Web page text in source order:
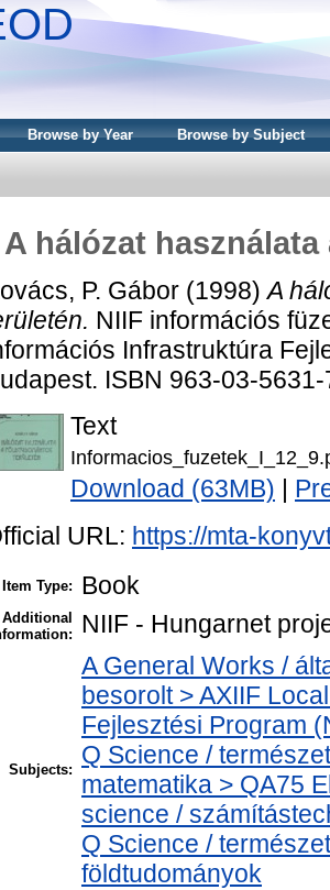
Browse by Year Browse by Subject
A hálózat
P. Gábor (1998)A
NIIF információs
Infrastruktúra
ISBN 963-03-5631-
Text
Download (63MB)
URL: https://mta-
Item Type: Book
Additional
NIIF - Hungarnet
Subjects:
A General Works /
besorolt > AXIIF
Fejlesztési Program
Q Science /
matematika > QA75
science /
Q Science /
földtudományok